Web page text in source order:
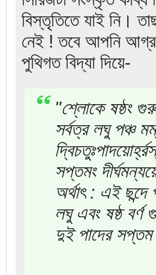
বিস্তৃতিতে যাই নি।
নেই ! তবে আপনি
পুথিগত বিদ্যা দিয়ে-
"শ্লোকে ষষ্ঠং
সর্বত্র লঘু পঞ্চ
সপ্তমং
অর্থাৎ : এই
লঘু এবং ষষ্ঠ
দুই পাদের